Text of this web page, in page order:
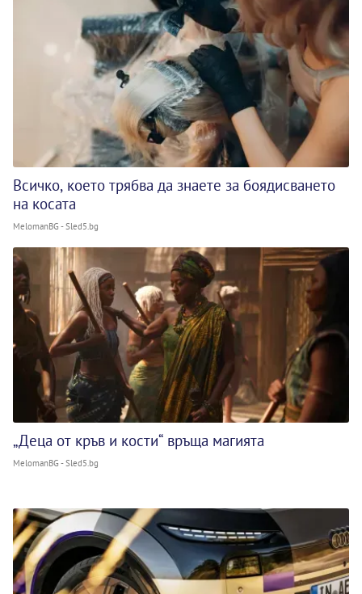
Всичко, което трябва да знаете за боядисването
на косата
MelomanBG - Sled5.bg
„Деца от кръв и кости“ връща магията
MelomanBG - Sled5.bg